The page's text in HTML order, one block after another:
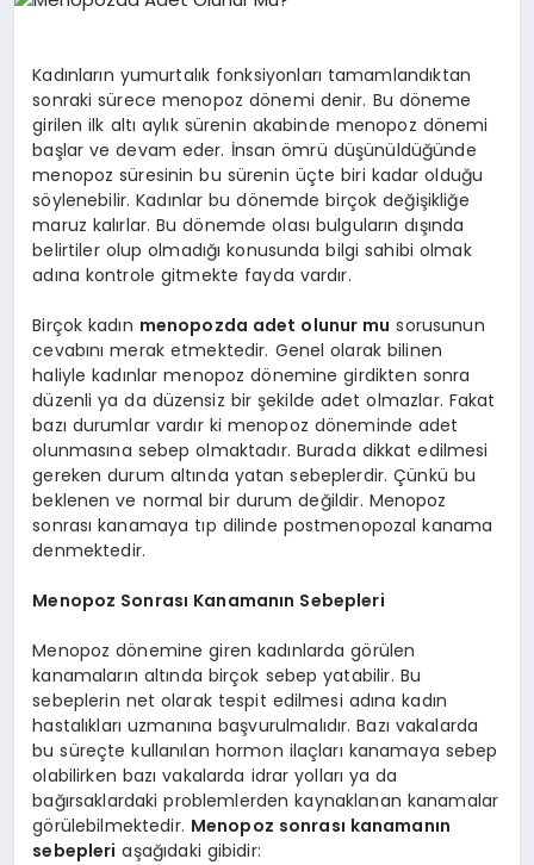
YEMEK
KIMDIR?
HESAPLAMALAR
Kadınların yumurtalık fonksiyonları tamamlandıktan
sonraki sürece menopoz dönemi denir. Bu döneme
girilen ilk altı aylık sürenin akabinde menopoz dönemi
başlar ve devam eder. İnsan ömrü düşünüldüğünde
menopoz süresinin bu sürenin üçte biri kadar olduğu
söylenebilir. Kadınlar bu dönemde birçok değişikliğe
maruz kalırlar. Bu dönemde olası bulguların dışında
belirtiler olup olmadığı konusunda bilgi sahibi olmak
adına kontrole gitmekte fayda vardır.
Birçok kadın menopozda adet olunur mu sorusunun
cevabını merak etmektedir. Genel olarak bilinen
haliyle kadınlar menopoz dönemine girdikten sonra
düzenli ya da düzensiz bir şekilde adet olmazlar. Fakat
bazı durumlar vardır ki menopoz döneminde adet
olunmasına sebep olmaktadır. Burada dikkat edilmesi
gereken durum altında yatan sebeplerdir. Çünkü bu
beklenen ve normal bir durum değildir. Menopoz
sonrası kanamaya tıp dilinde postmenopozal kanama
denmektedir.
Menopoz Sonrası Kanamanın Sebepleri
Menopoz dönemine giren kadınlarda görülen
kanamaların altında birçok sebep yatabilir. Bu
sebeplerin net olarak tespit edilmesi adına kadın
hastalıkları uzmanına başvurulmalıdır. Bazı vakalarda
bu süreçte kullanılan hormon ilaçları kanamaya sebep
olabilirken bazı vakalarda idrar yolları ya da
bağırsaklardaki problemlerden kaynaklanan kanamalar
görülebilmektedir. Menopoz sonrası kanamanın
sebepleri aşağıdaki gibidir: